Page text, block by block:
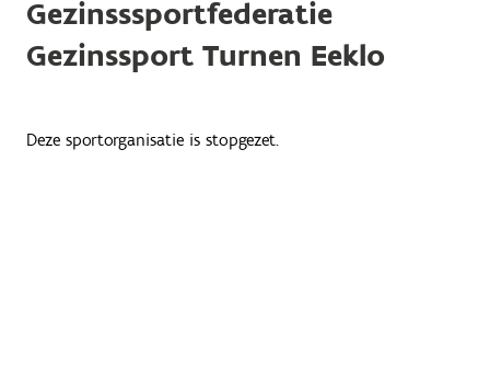
Gezinsssportfederatie
Gezinssport Turnen Eeklo
Deze sportorganisatie is stopgezet.